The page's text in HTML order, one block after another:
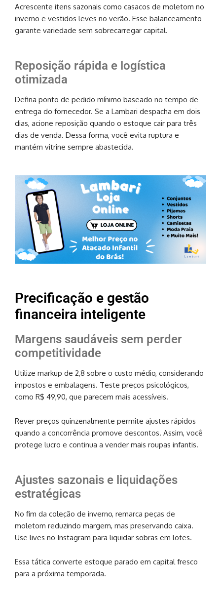
Acrescente itens sazonais como casacos de moletom no
inverno e vestidos leves no verão. Esse balanceamento
garante variedade sem sobrecarregar capital.
Reposição rápida e logística
otimizada
Defina ponto de pedido mínimo baseado no tempo de
entrega do fornecedor. Se a Lambari despacha em dois
dias, acione reposição quando o estoque cair para três
dias de venda. Dessa forma, você evita ruptura e
mantém vitrine sempre abastecida.
Precificação e gestão
financeira inteligente
Margens saudáveis sem perder
competitividade
Utilize markup de 2,8 sobre o custo médio, considerando
impostos e embalagens. Teste preços psicológicos,
como R$ 49,90, que parecem mais acessíveis.
Rever preços quinzenalmente permite ajustes rápidos
quando a concorrência promove descontos. Assim, você
protege lucro e continua a vender mais roupas infantis.
Ajustes sazonais e liquidações
estratégicas
No fim da coleção de inverno, remarca peças de
moletom reduzindo margem, mas preservando caixa.
Use lives no Instagram para liquidar sobras em lotes.
Essa tática converte estoque parado em capital fresco
para a próxima temporada.